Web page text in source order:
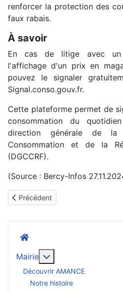
renforcer la protection des
faux rabais.
À savoir
En cas de litige avec un
l'affichage d'un prix en
pouvez le signaler
Signal.conso.gouv.fr.
Cette plateforme permet de
consommation du
direction générale de la
Consommation et de la
(DGCCRF).
(Source : Bercy-Infos
Article précédent : Livraison :
Précédent
Mairie
Découvrir AMANCE
Notre histoire